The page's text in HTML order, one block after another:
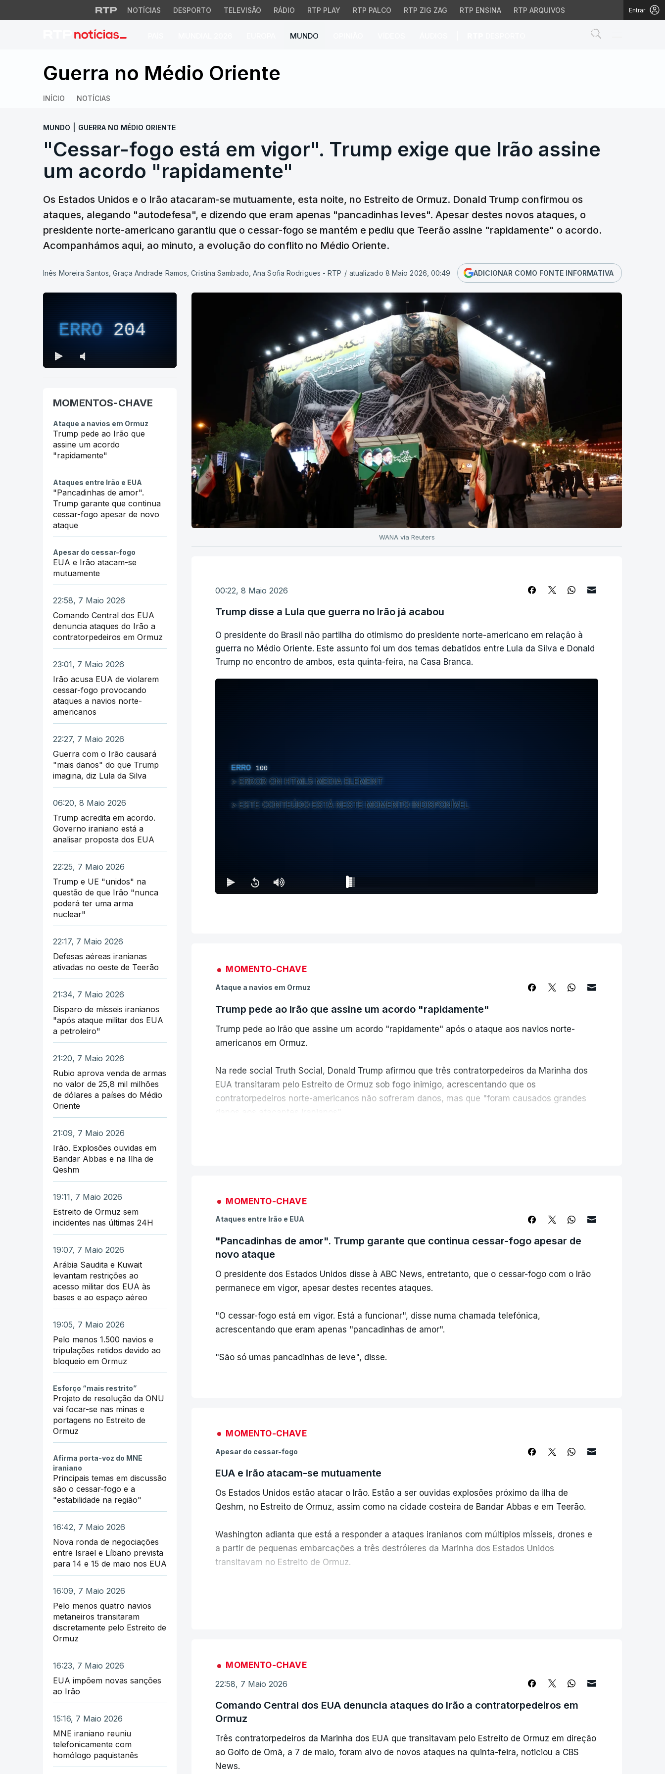
NOTÍCIAS DESPORTO TELEVISÃO RÁDIO RTP PLAY RTP PALCO RTP ZIG ZAG RTP ENSINA RTP ARQUIVOS Entrar
MUNDO
"Cessar-fogo está em vigor". Trump exige que Irão assine um
Guerra no Médio Oriente
INÍCIO NOTÍCIAS
MUNDO GUERRA NO MÉDIO ORIENTE
"Cessar-fogo está em vigor". Trump exige que Irão assine
um acordo "rapidamente"
Os Estados Unidos e o Irão atacaram-se mutuamente, esta noite, no Estreito de Ormuz. Donald Trump confirmou os
ataques, alegando "autodefesa", e dizendo que eram apenas "pancadinhas leves". Apesar destes novos ataques, o
presidente norte-americano garantiu que o cessar-fogo se mantém e pediu que Teerão assine "rapidamente" o acordo.
Acompanhámos aqui, ao minuto, a evolução do conflito no Médio Oriente.
Inês Moreira Santos, Graça Andrade Ramos, Cristina Sambado, Ana Sofia Rodrigues - RTP / atualizado 8 Maio 2026, 00:49 ADICIONAR COMO FONTE INFORMATIVA
ERRO204
MOMENTOS-CHAVE
Ataque a navios em Ormuz
Trump pede ao Irão que
assine um acordo
"rapidamente"
Ataques entre Irão e EUA
"Pancadinhas de amor".
Trump garante que continua
cessar-fogo apesar de novo
ataque
Apesar do cessar-fogo
EUA e Irão atacam-se
mutuamente
22:58, 7 Maio 2026
Comando Central dos EUA
denuncia ataques do Irão a
contratorpedeiros em Ormuz
23:01, 7 Maio 2026
Irão acusa EUA de violarem
cessar-fogo provocando
ataques a navios norte-
americanos
22:27, 7 Maio 2026
Guerra com o Irão causará
"mais danos" do que Trump
imagina, diz Lula da Silva
06:20, 8 Maio 2026
Trump acredita em acordo.
Governo iraniano está a
analisar proposta dos EUA
22:25, 7 Maio 2026
Trump e UE "unidos" na
questão de que Irão "nunca
poderá ter uma arma
nuclear"
22:17, 7 Maio 2026
Defesas aéreas iranianas
ativadas no oeste de Teerão
21:34, 7 Maio 2026
Disparo de mísseis iranianos
"após ataque militar dos EUA
a petroleiro"
21:20, 7 Maio 2026
Rubio aprova venda de armas
no valor de 25,8 mil milhões
de dólares a países do Médio
Oriente
21:09, 7 Maio 2026
Irão. Explosões ouvidas em
Bandar Abbas e na Ilha de
Qeshm
19:11, 7 Maio 2026
Estreito de Ormuz sem
incidentes nas últimas 24H
19:07, 7 Maio 2026
Arábia Saudita e Kuwait
levantam restrições ao
acesso militar dos EUA às
bases e ao espaço aéreo
19:05, 7 Maio 2026
Pelo menos 1.500 navios e
tripulações retidos devido ao
bloqueio em Ormuz
Esforço “mais restrito”
Projeto de resolução da ONU
vai focar-se nas minas e
portagens no Estreito de
Ormuz
Afirma porta-voz do MNE
iraniano
Principais temas em discussão
são o cessar-fogo e a
"estabilidade na região"
16:42, 7 Maio 2026
Nova ronda de negociações
entre Israel e Líbano prevista
para 14 e 15 de maio nos EUA
16:09, 7 Maio 2026
Pelo menos quatro navios
metaneiros transitaram
discretamente pelo Estreito de
Ormuz
16:23, 7 Maio 2026
EUA impõem novas sanções
ao Irão
15:16, 7 Maio 2026
MNE iraniano reuniu
telefonicamente com
homólogo paquistanês
WANA via Reuters
00:22, 8 Maio 2026
Trump disse a Lula que guerra no Irão já acabou
O presidente do Brasil não partilha do otimismo do presidente norte-americano em relação à
guerra no Médio Oriente. Este assunto foi um dos temas debatidos entre Lula da Silva e Donald
Trump no encontro de ambos, esta quinta-feira, na Casa Branca.
ERRO 100
ERROR ON HTML5 MEDIA ELEMENT
ESTE CONTEÚDO ESTÁ NESTE MOMENTO INDISPONÍVEL
MOMENTO-CHAVE
Ataque a navios em Ormuz
Trump pede ao Irão que assine um acordo "rapidamente"
Trump pede ao Irão que assine um acordo "rapidamente" após o ataque aos navios norte-
americanos em Ormuz.
Na rede social Truth Social, Donald Trump afirmou que três contratorpedeiros da Marinha dos
EUA transitaram pelo Estreito de Ormuz sob fogo inimigo, acrescentando que os
contratorpedeiros norte-americanos não sofreram danos, mas que "foram causados ​​grandes
danos aos atacantes iranianos".
MOMENTO-CHAVE
Ataques entre Irão e EUA
"Pancadinhas de amor". Trump garante que continua cessar-fogo apesar de
novo ataque
O presidente dos Estados Unidos disse à ABC News, entretanto, que o cessar-fogo com o Irão
permanece em vigor, apesar destes recentes ataques.
"O cessar-fogo está em vigor. Está a funcionar", disse numa chamada telefónica,
acrescentando que eram apenas "pancadinhas de amor".
"São só umas pancadinhas de leve", disse.
MOMENTO-CHAVE
Apesar do cessar-fogo
EUA e Irão atacam-se mutuamente
Os Estados Unidos estão atacar o Irão. Estão a ser ouvidas explosões próximo da ilha de
Qeshm, no Estreito de Ormuz, assim como na cidade costeira de Bandar Abbas e em Teerão.
Washington adianta que está a responder a ataques iranianos com múltiplos mísseis, drones e
a partir de pequenas embarcações a três destróieres da Marinha dos Estados Unidos
transitavam no Estreito de Ormuz.
não deu qualquer reposta a essa proposta de paz. Esta noite o Irão acusou os Estados Unidos
MOMENTO-CHAVE
22:58, 7 Maio 2026
Comando Central dos EUA denuncia ataques do Irão a contratorpedeiros em
Ormuz
Três contratorpedeiros da Marinha dos EUA que transitavam pelo Estreito de Ormuz em direção
ao Golfo de Omã, a 7 de maio, foram alvo de novos ataques na quinta-feira, noticiou a CBS
News.